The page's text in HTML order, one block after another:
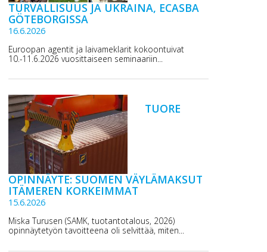
TURVALLISUUS JA UKRAINA, ECASBA
GÖTEBORGISSA
16.6.2026
Euroopan agentit ja laivameklarit kokoontuivat
10.-11.6.2026 vuosittaiseen seminaariin...
TUORE
OPINNÄYTE: SUOMEN VÄYLÄMAKSUT
ITÄMEREN KORKEIMMAT
15.6.2026
Miska Turusen (SAMK, tuotantotalous, 2026)
opinnäytetyön tavoitteena oli selvittää, miten...